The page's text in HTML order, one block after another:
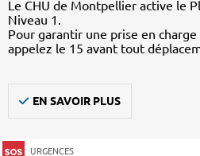
Le CHU de Montpellier active le
Niveau 1.
Pour garantir une prise en charge
appelez le 15 avant tout
EN SAVOIR PLUS
URGENCES